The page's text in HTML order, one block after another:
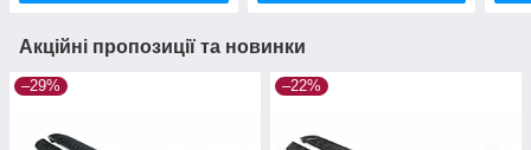
Акційні пропозиції та новинки
–29% –22%